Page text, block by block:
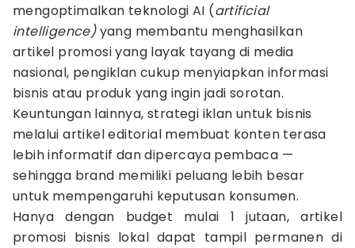
mengoptimalkan teknologi AI (artificial
intelligence)yang membantu menghasilkan
artikel promosi yang layak tayang di media
nasional, pengiklan cukup menyiapkan informasi
bisnis atau produk yang ingin jadi sorotan.
Keuntungan lainnya, strategi iklan untuk bisnis
melalui artikel editorial membuat konten terasa
lebih informatif dan dipercaya pembaca —
sehingga brand memiliki peluang lebih besar
untuk mempengaruhi keputusan konsumen.
Hanya dengan budget mulai 1 jutaan, artikel
promosi bisnis lokal dapat tampil permanen di